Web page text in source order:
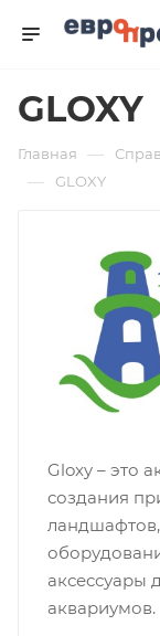
GLOXY
Главная —
— GLOXY
Gloxy – это
создания
аксессуары
аквариумов.